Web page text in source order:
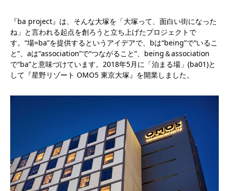
『ba project』は、そんな大塚を「大塚って、面白い街になった
ね」と言われる起点を創ろうと立ち上げたプロジェクトで
す。“場=ba”を提供するというアイデアで、bは“being”で“いるこ
と”、aは“association”で“つながること”、being＆association
で“ba”と意味づけています。2018年5月に「泊まる場」(ba01)と
して『星野リゾート OMO5 東京大塚』を開業しました。